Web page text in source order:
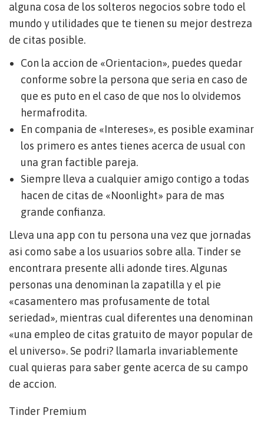
alguna cosa de los solteros negocios sobre todo el
mundo y utilidades que te tienen su mejor destreza
de citas posible.
Con la accion de «Orientacion», puedes quedar
conforme sobre la persona que seri­a en caso de
que es puto en el caso de que nos lo olvidemos
hermafrodita.
En compania de «Intereses», es posible examinar
los primero es antes tienes acerca de usual con
una gran factible pareja.
Siempre lleva a cualquier amigo contigo a todas
hacen de citas de «Noonlight» para de mas
grande confianza.
Lleva una app con tu persona una vez que jornadas
asi­ como sabe a los usuarios sobre alla. Tinder se
encontrara presente alli adonde tires. Algunas
personas una denominan la zapatilla y el pie
«casamentero mas profusamente de total
seriedad», mientras cual diferentes una denominan
«una empleo de citas gratuito de mayor popular de
el universo». Se podri? llamarla invariablemente
cual quieras para saber gente acerca de su campo
de accion.
Tinder Premium